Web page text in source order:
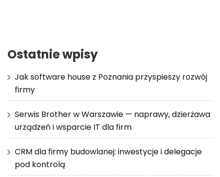
Ostatnie wpisy
Jak software house z Poznania przyspieszy rozwój
firmy
Serwis Brother w Warszawie — naprawy, dzierżawa
urządzeń i wsparcie IT dla firm
CRM dla firmy budowlanej: inwestycje i delegacje
pod kontrolą